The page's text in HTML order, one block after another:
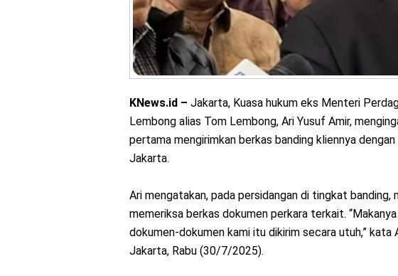
KNews.id – Jakarta, Kuasa hukum eks Menteri
Lembong alias Tom Lembong, Ari Yusuf Amir,
pertama mengirimkan berkas banding kliennya
Jakarta.
Ari mengatakan, pada persidangan di tingkat banding,
memeriksa berkas dokumen perkara terkait.
dokumen-dokumen kami itu dikirim secara utuh,” kata
Jakarta, Rabu (30/7/2025).